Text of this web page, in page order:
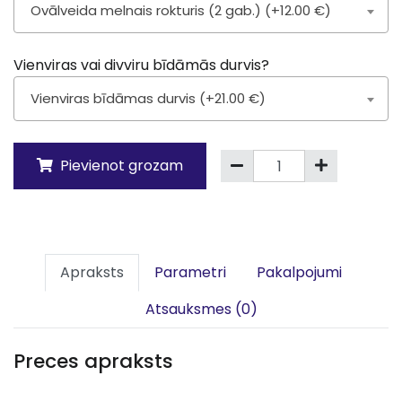
Ovālveida melnais rokturis (2 gab.) (+12.00 €)
Vienviras vai divviru bīdāmās durvis?
Vienviras bīdāmas durvis (+21.00 €)
Pievienot grozam
Apraksts Parametri
Pakalpojumi
Atsauksmes (0)
Preces apraksts